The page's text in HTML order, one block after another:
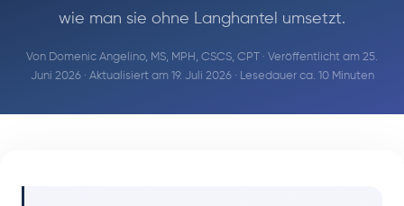
wie man sie ohne Langhantel umsetzt.
Von Domenic Angelino, MS, MPH, CSCS, CPT · Veröffentlicht am 25.
Juni 2026 · Aktualisiert am 19. Juli 2026 · Lesedauer ca. 10 Minuten